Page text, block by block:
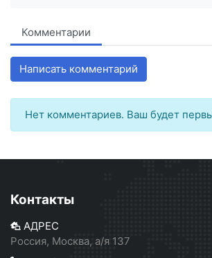
Комментарии
Написать комментарий
Нет комментариев. Ваш будет
Контакты
АДРЕС
Россия, Москва, а/я 137